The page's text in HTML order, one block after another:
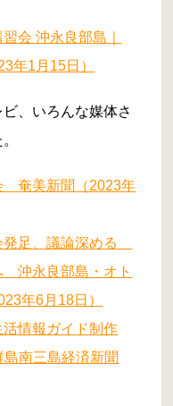
会 沖永良部島｜
年1月15日）
、いろんな媒体さ
奄美新聞（2023年
足、議論深める
沖永良部島・オト
年6月18日）
情報ガイド制作
南三島経済新聞